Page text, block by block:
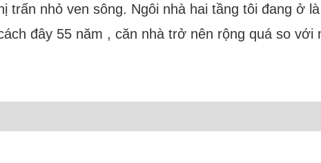
trấn nhỏ ven sông. Ngôi nhà hai tầng tôi đang ở
đây 55 năm , căn nhà trở nên rộng quá so